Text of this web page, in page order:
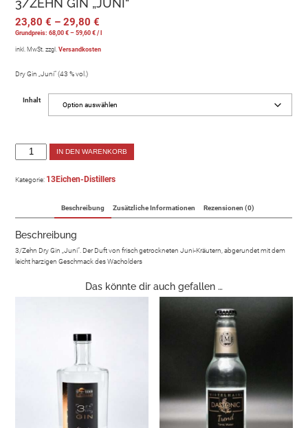
3/ZEHN GIN „JUNI“
23,80€ –29,80€
Grundpreis:68,00€ –59,60€ /
inkl. MwSt. zzgl.Versandkosten
Dry Gin „Juni“ (43 % vol.)
Inhalt
IN DEN WARENKORB
Kategorie: 13Eichen-Distillers
Beschreibung Zusätzliche Informationen Rezensionen (0)
Beschreibung
3/Zehn Dry Gin „Juni“. Der Duft von frisch getrockneten Juni-Kräutern, abgerundet mit dem
leicht harzigen Geschmack des Wacholders
Das könnte dir auch gefallen …